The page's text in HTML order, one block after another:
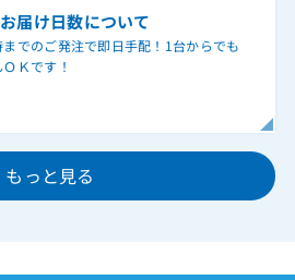
届け日数について
でのご発注で即日手配！1台からでも
Ｋです！
もっと見る